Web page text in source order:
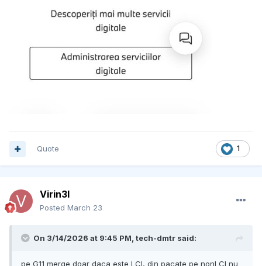
1
Quote
Virin3l
Posted March 23
On 3/14/2026 at 9:45 PM, tech-dmtr said:
pe G11 merge doar daca este LCI, din pacate pe nonLCI nu